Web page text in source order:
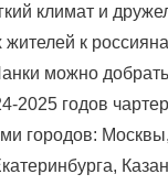
климат и
к
можно
2025 годов
городов: